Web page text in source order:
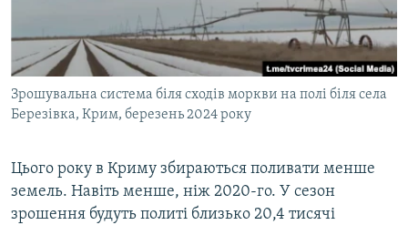
Зрошувальна система біля сходів моркви на полі біля села
Березівка, Крим, березень 2024 року
Цього року в Криму збираються поливати менше
земель. Навіть менше, ніж 2020-го. У сезон
зрошення будуть политі близько 20,4 тисячі